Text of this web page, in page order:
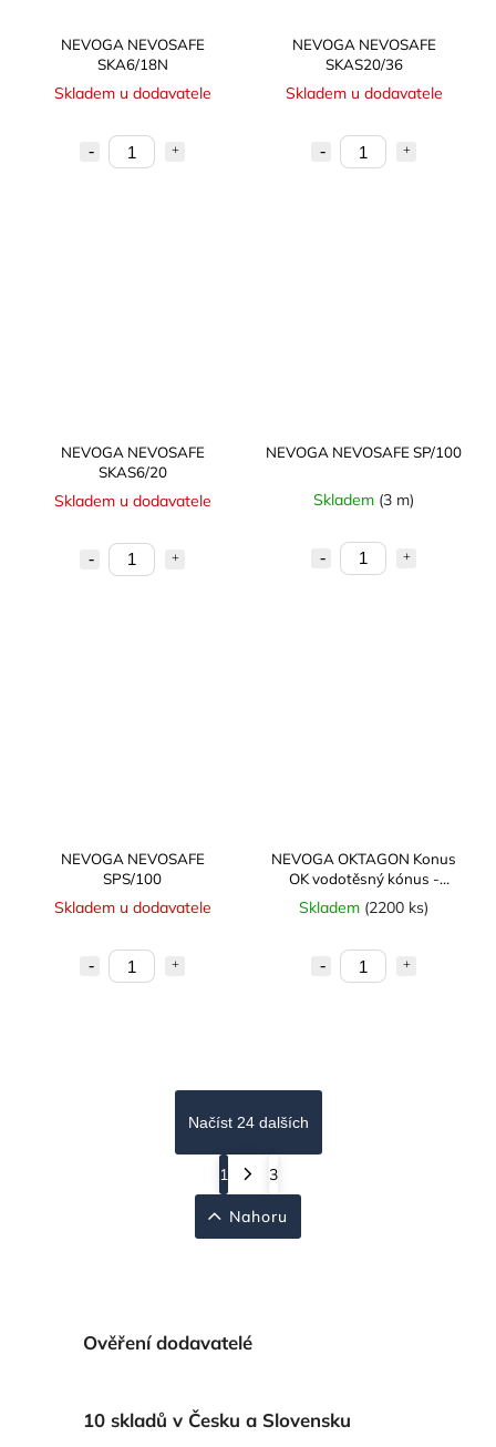
NEVOGA NEVOSAFE
SKA6/18N
Skladem u dodavatele
NEVOGA NEVOSAFE
SKAS20/36
Skladem u dodavatele
NEVOGA NEVOSAFE
SKAS6/20
Skladem u dodavatele
NEVOGA NEVOSAFE SP/100
Skladem (3 m)
NEVOGA NEVOSAFE
SPS/100
Skladem u dodavatele
NEVOGA OKTAGON Konus
OK vodotěsný kónus -
samostatný
Skladem (2200 ks)
Načíst 24 dalších
1 3
Nahoru
Ověření dodavatelé
10 skladů v Česku a Slovensku